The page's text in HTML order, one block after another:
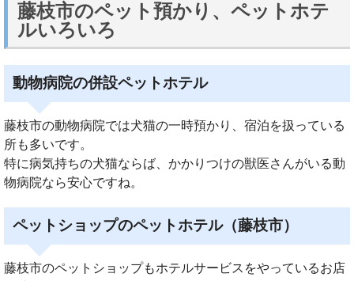
藤枝市のペット預かり、ペットホテ
ルいろいろ
動物病院の併設ペットホテル
藤枝市の動物病院では犬猫の一時預かり、宿泊を扱っている
所も多いです。
特に病気持ちの犬猫ならば、かかりつけの獣医さんがいる動
物病院なら安心ですね。
ペットショップのペットホテル（藤枝市）
藤枝市のペットショップもホテルサービスをやっているお店